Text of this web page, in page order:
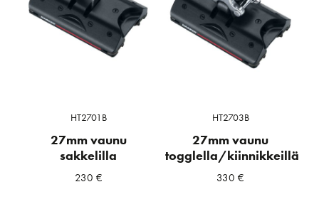
HT2701B
27mm vaunu
sakkelilla
230 €
HT2703B
27mm vaunu
togglella/kiinnikkeillä
330€